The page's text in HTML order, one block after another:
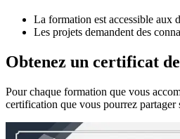
La formation est accessible aux
Les projets demandent des
Obtenez un certificat
Pour chaque formation que vous
certification que vous pourrez